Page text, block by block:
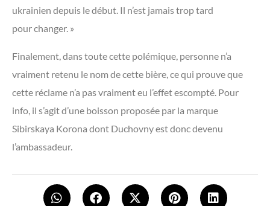
ukrainien depuis le début. Il n’est jamais trop tard
pour changer. »
Finalement, dans toute cette polémique, personne n’a
vraiment retenu le nom de cette bière, ce qui prouve que
cette réclame n’a pas vraiment eu l’effet escompté. Pour
info, il s’agit d’une boisson proposée par la marque
Sibirskaya Korona dont Duchovny est donc devenu
l’ambassadeur.